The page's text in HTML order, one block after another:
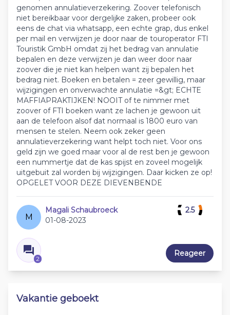
genomen annulatieverzekering. Zoover telefonisch
niet bereikbaar voor dergelijke zaken, probeer ook
eens de chat via whatsapp, een echte grap, dus enkel
per mail en verwijzen je door naar de touroperator FTI
Touristik GmbH omdat zij het bedrag van annulatie
bepalen en deze verwijzen je dan weer door naar
zoover die je niet kan helpen want zij bepalen het
bedrag niet. Boeken en betalen = zeer gewillig, maar
wijzigingen en onverwachte annulatie =&gt; ECHTE
MAFFIAPRAKTIJKEN! NOOIT of te nimmer met
zoover of FTI boeken want ze lachen je gewoon uit
aan de telefoon alsof dat normaal is 1800 euro van
mensen te stelen. Neem ook zeker geen
annulatieverzekering want helpt toch niet. Voor ons
geld zijn we goed maar voor al de rest ben je gewoon
een nummertje dat de kas spijst en zoveel mogelijk
uitgebuit zal worden bij wijzigingen. Daar kicken ze op!
OPGELET VOOR DEZE DIEVENBENDE
M
Magali Schaubroeck
01-08-2023
2
2.5
Reageer
Vakantie geboekt